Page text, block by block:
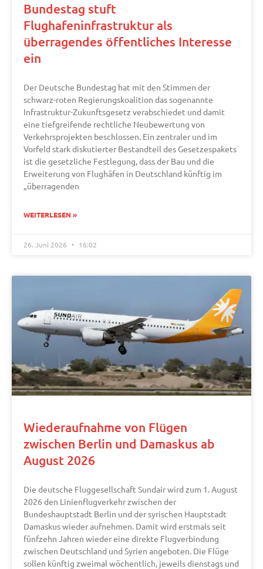
Bundestag stuft
Flughafeninfrastruktur als
überragendes öffentliches Interesse
ein
Der Deutsche Bundestag hat mit den Stimmen der
schwarz-roten Regierungskoalition das sogenannte
Infrastruktur-Zukunftsgesetz verabschiedet und damit
eine tiefgreifende rechtliche Neubewertung von
Verkehrsprojekten beschlossen. Ein zentraler und im
Vorfeld stark diskutierter Bestandteil des Gesetzespakets
ist die gesetzliche Festlegung, dass der Bau und die
Erweiterung von Flughäfen in Deutschland künftig im
„überragenden
WEITERLESEN »
26. Juni 2026 16:02
Wiederaufnahme von Flügen
zwischen Berlin und Damaskus ab
August 2026
Die deutsche Fluggesellschaft Sundair wird zum 1. August
2026 den Linienflugverkehr zwischen der
Bundeshauptstadt Berlin und der syrischen Hauptstadt
Damaskus wieder aufnehmen. Damit wird erstmals seit
fünfzehn Jahren wieder eine direkte Flugverbindung
zwischen Deutschland und Syrien angeboten. Die Flüge
sollen künftig zweimal wöchentlich, jeweils dienstags und